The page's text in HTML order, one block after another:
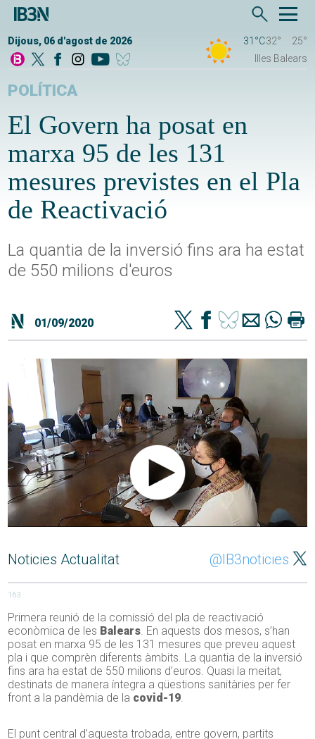
Dijous, 06 d'agost de 2026 31°C32°
25°
Illes Balears
POLÍTICA
El Govern ha posat en
marxa 95 de les 131
mesures previstes en el Pla
de Reactivació
La quantia de la inversió fins ara ha estat
de 550 milions d'euros
01/09/2020
Noticies Actualitat @IB3noticies
163
Primera reunió de la comissió del pla de reactivació
econòmica de les Balears. En aquests dos mesos, s’han
posat en marxa 95 de les 131 mesures que preveu aquest
pla i que comprèn diferents àmbits. La quantia de la inversió
fins ara ha estat de 550 milions d’euros. Quasi la meitat,
destinats de manera íntegra a qüestions sanitàries per fer
front a la pandèmia de la covid-19.
El punt central d’aquesta trobada, entre govern, partits